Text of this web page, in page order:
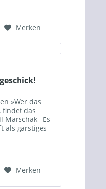
Merken
»Wer das
findet das
Marschak Es
als garstiges
Merken